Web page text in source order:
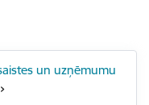
un uzņēmumu